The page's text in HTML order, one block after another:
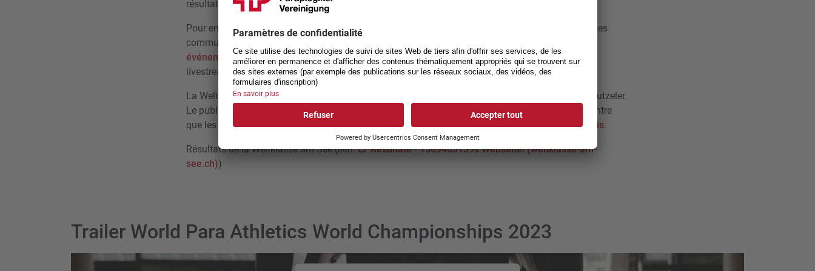
résultats aussi bons et ce, sur toutes les distances, de 100 à 5000 mètres.»
Pour en savoir plus sur les ParAthletics et les performances des athlètes, vous pouvez consulter les
communiqués de presse (Lien:
événements - Sport - Association suisse des paraplégiques (spv.ch)) ou les enregistrements du
livestream (
YouTube).
La Weltklasse am See comprenait à la fois les championnats de Suisse et le Mémorial Daniela Jutzeler.
Le public y a célébré trois records du monde signés Catherine Debrunner et Marcel Hug. Cela montre
que les athlètes helvétiques sont fin prêt·e·s pour
les championnats du monde de juillet à Paris.
Résultats de la Weltklasse am See (lien:
Resultate - 1589463139s Webseite! (weltklasse-am-
see.ch))
Trailer World Para Athletics World Championships 2023